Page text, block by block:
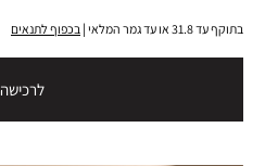
בתוקף עד 31.8 או עד גמר המלאי | בכפוף לתנאים
לרכישה